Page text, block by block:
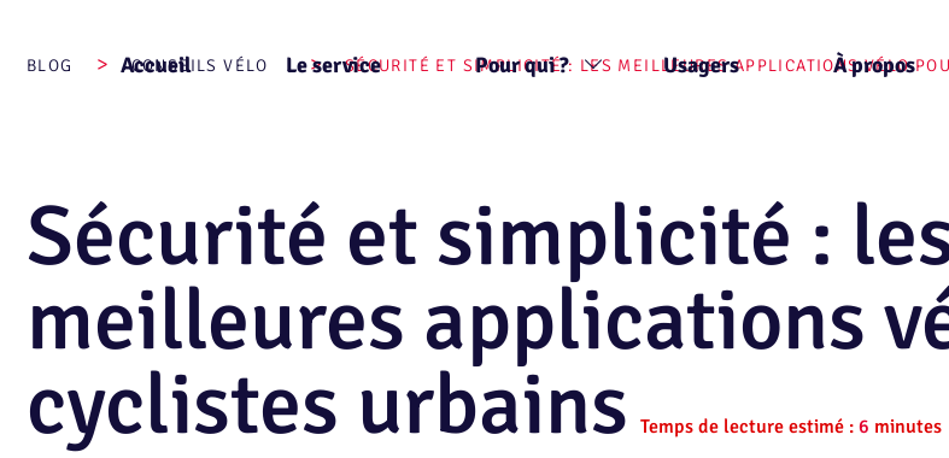
contenu
Accueil Le service Pour qui ? Usagers À propos
BLOG > CONSEILS VÉLO > SÉCURITÉ ET SIMPLICITÉ : LES MEILLEURES APPLICATIONS VÉLO
Sécurité et simplicité :
meilleures applications
cyclistes urbains Temps de lecture estimé : 6 minutes